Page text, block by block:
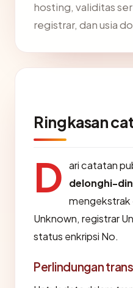
hosting, validitas
registrar, dan usia
Ringkasan
D ari catatan
delonghi-
mengekstrak
Unknown, registrar
status enkripsi No.
Perlindungan